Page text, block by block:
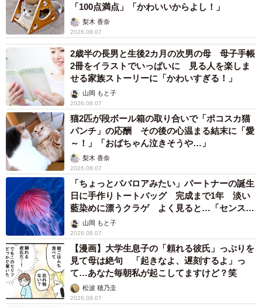
少し寂しくも感じたと言います。
でも、優しい里親さん家族に愛され、第二の犬生を歩み始
めてくれたことは何よりもうれしいことです。大好きな散
歩に遠慮なく連れていってもらい、いつまでも明るく元気
に過ごしてほしいと願いました。
いぬとずっと ハッピーアダプション部
https://www.inutozutto.com/cont6/main.html
「100点満点」「かわいいからよし！」
梨木 香奈
2026.08.07
2歳半の長男と生後2カ月の次男の母 母子手帳
2冊をイラストでいっぱいに 見る人を楽しま
せる家族ストーリーに「かわいすぎる！」
山岡 もと子
2026.08.07
猫2匹が段ボール箱の取り合いで「ポコスカ猫
パンチ」の応酬 その後の心温まる結末に「愛
～！」「おばちゃん泣きそうや…」
梨木 香奈
2026.08.07
「ちょっとババロアみたい」パートナーの誕生
日に手作りトートバッグ 完成まで1年 淡い
藍染めに漂うクラゲ よく見ると…「センスす
ごい」山岡 もと子
2026.08.07
【漫画】大学生息子の「頼れる彼氏」っぷりを
見て母は絶句 「起きなよ、遅刻するよ」っ
て…あなた毎朝私が起こしてますけど？笑
松波 穂乃圭
2026.08.07